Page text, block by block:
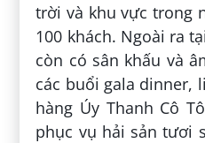
trời và khu vực trong
100 khách. Ngoài ra
còn có sân khấu và
các buổi gala dinner,
hàng Úy Thanh Cô
phục vụ hải sản tươi